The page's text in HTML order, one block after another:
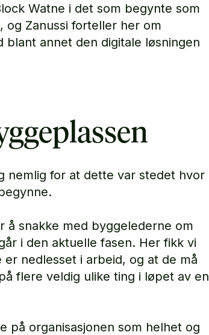
Watne i det som begynte som
og Zanussi forteller her om
blant annet den digitale løsningen
nemlig for at dette var stedet hvor
å snakke med byggelederne om
i den aktuelle fasen. Her fikk vi
nedlesset i arbeid, og at de må
flere veldig ulike ting i løpet av en
på organisasjonen som helhet og